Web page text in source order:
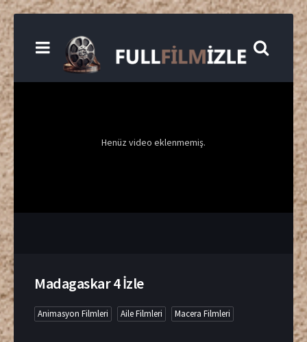
Henüz video eklenmemiş.
Madagaskar 4 İzle
Animasyon Filmleri Aile Filmleri Macera Filmleri